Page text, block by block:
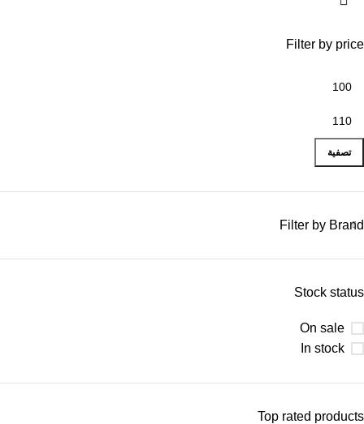
Filter by price
تصفية
Filter by Brand
Stock status
On sale
In stock
Top rated products